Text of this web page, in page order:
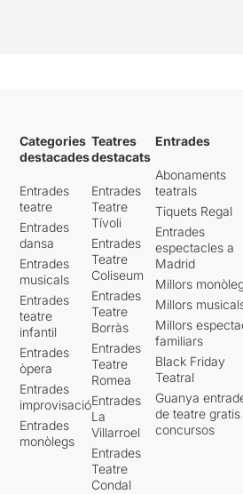
Categories
destacades
Entrades
teatre
Entrades
dansa
Entrades
musicals
Entrades
teatre
infantil
Entrades
òpera
Entrades
improvisació
Entrades
monòlegs
Teatres
destacats
Entrades
Teatre
Tívoli
Entrades
Teatre
Coliseum
Entrades
Teatre
Borràs
Entrades
Teatre
Romea
Entrades
La
Villarroel
Entrades
Teatre
Condal
Entrades
Abonaments
teatrals
Tiquets Regal
Entrades
espectacles a
Madrid
Millors
Millors
Millors
familiars
Black Friday
Teatral
Guanya
de teatre
concursos